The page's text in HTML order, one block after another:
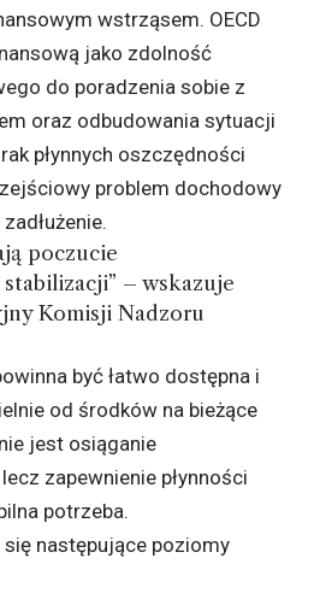
wstrząsem. OECD
jako zdolność
do poradzenia sobie z
oraz odbudowania sytuacji
płynnych oszczędności
problem dochodowy
poczucie
– wskazuje
Komisji Nadzoru
być łatwo dostępna i
od środków na bieżące
jest osiąganie
zapewnienie płynności
potrzeba.
następujące poziomy